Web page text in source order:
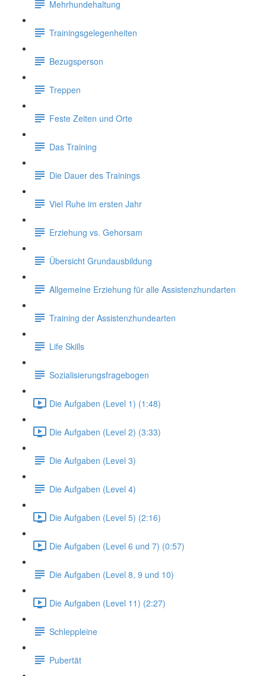
Mehrhundehaltung
Trainingsgelegenheiten
Bezugsperson
Treppen
Feste Zeiten und Orte
Das Training
Die Dauer des Trainings
Viel Ruhe im ersten Jahr
Erziehung vs. Gehorsam
Übersicht Grundausbildung
Allgemeine Erziehung für alle Assistenzhundarten
Training der Assistenzhundearten
Life Skills
Sozialisierungsfragebogen
Die Aufgaben (Level 1) (1:48)
Die Aufgaben (Level 2) (3:33)
Die Aufgaben (Level 3)
Die Aufgaben (Level 4)
Die Aufgaben (Level 5) (2:16)
Die Aufgaben (Level 6 und 7) (0:57)
Die Aufgaben (Level 8, 9 und 10)
Die Aufgaben (Level 11) (2:27)
Schleppleine
Pubertät